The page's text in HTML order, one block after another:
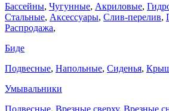
Бассейны, Чугунные, Акриловые,
Стальные, Аксессуары, Слив-перелив,
Распродажа,
Биде
Подвесные, Напольные, Сиденья,
Умывальники
Подвесные, Врезные сверху, Врезные